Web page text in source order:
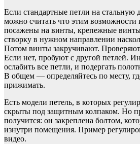
Если стандартные петли на стальную
можно считать что этим
посажены на винты, крепежные
створку в нужном направлении
Потом винты закручивают.
Если нет, пробуют с другой петлей.
ослабить все петли, и подергать
В общем — определяйтесь по месту,
прижимать.
Есть модели петель, в которых
скрыты под защитным колпаком. Но
получится: он закреплена болтом,
изнутри помещения. Пример
видео.